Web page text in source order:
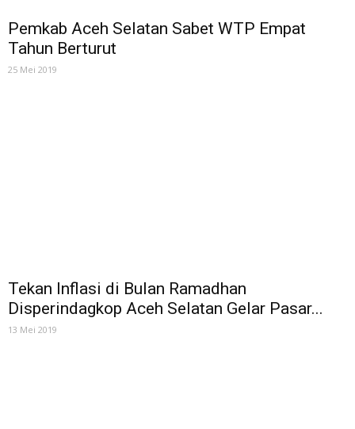
Pemkab Aceh Selatan Sabet WTP Empat
Tahun Berturut
25 Mei 2019
Tekan Inflasi di Bulan Ramadhan
Disperindagkop Aceh Selatan Gelar Pasar...
13 Mei 2019